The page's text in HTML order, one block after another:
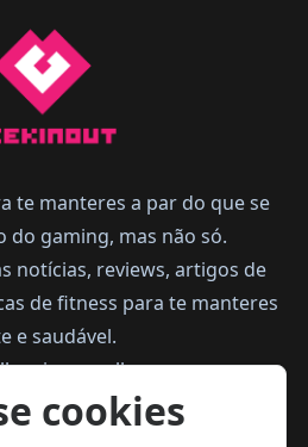
te manteres a par do que se
do gaming, mas não só.
notícias, reviews, artigos de
de fitness para te manteres
e saudável.
joga melhor.
cookies